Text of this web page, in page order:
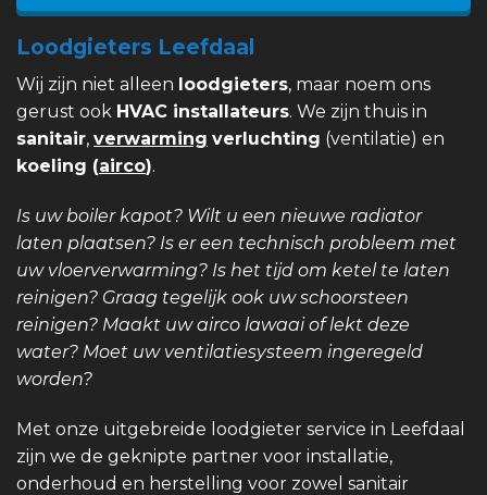
Loodgieters Leefdaal
Wij zijn niet alleen loodgieters, maar noem ons
gerust ook HVAC installateurs. We zijn thuis in
sanitair, verwarming verluchting (ventilatie) en
koeling (airco).
Is uw boiler kapot? Wilt u een nieuwe radiator
laten plaatsen? Is er een technisch probleem met
uw vloerverwarming? Is het tijd om ketel te laten
reinigen? Graag tegelijk ook uw schoorsteen
reinigen? Maakt uw airco lawaai of lekt deze
water? Moet uw ventilatiesysteem ingeregeld
worden?
Met onze uitgebreide loodgieter service in Leefdaal
zijn we de geknipte partner voor installatie,
onderhoud en herstelling voor zowel sanitair